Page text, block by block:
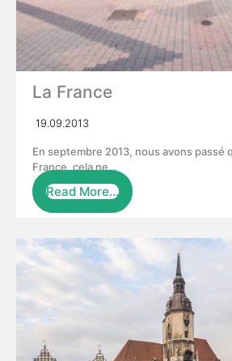
La France
19.09.2013
En septembre 2013, nous avons passé
France, cela ne…
Read More…